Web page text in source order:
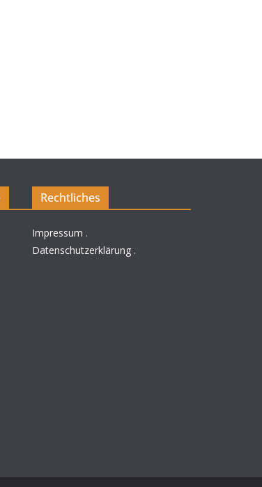
Rechtliches
Impressum .
Datenschutzerklärung .